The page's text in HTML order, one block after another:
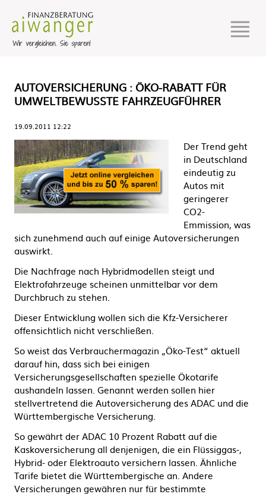
AUTOVERSICHERUNG : ÖKO-RABATT FÜR
UMWELTBEWUSSTE FAHRZEUGFÜHRER
19.09.2011 12:22
Der Trend geht
in Deutschland
eindeutig zu
Autos mit
geringerer
CO2-
Emmission, was
sich zunehmend auch auf einige Autoversicherungen
auswirkt.
Die Nachfrage nach Hybridmodellen steigt und
Elektrofahrzeuge scheinen unmittelbar vor dem
Durchbruch zu stehen.
Dieser Entwicklung wollen sich die Kfz-Versicherer
offensichtlich nicht verschließen.
So weist das Verbrauchermagazin „Öko-Test“ aktuell
darauf hin, dass sich bei einigen
Versicherungsgesellschaften spezielle Ökotarife
aushandeln lassen. Genannt werden sollen hier
stellvertretend die Autoversicherung des ADAC und die
Württembergische Versicherung.
So gewährt der ADAC 10 Prozent Rabatt auf die
Kaskoversicherung all denjenigen, die ein Flüssiggas-,
Hybrid- oder Elektroauto versichern lassen. Ähnliche
Tarife bietet die Württembergische an. Andere
Versicherungen gewähren nur für bestimmte